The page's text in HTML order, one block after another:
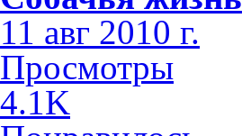
11 авг 2010 г.
Просмотры
4.1K